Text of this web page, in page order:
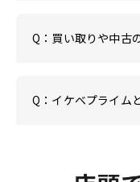
Q：買い取りや中古
Q：イケベプライム